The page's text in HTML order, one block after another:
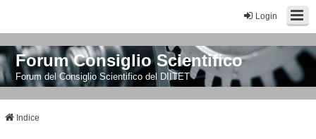
Login
Forum Consiglio Scientifico
Forum del Consiglio Scientifico del DIITET
Indice